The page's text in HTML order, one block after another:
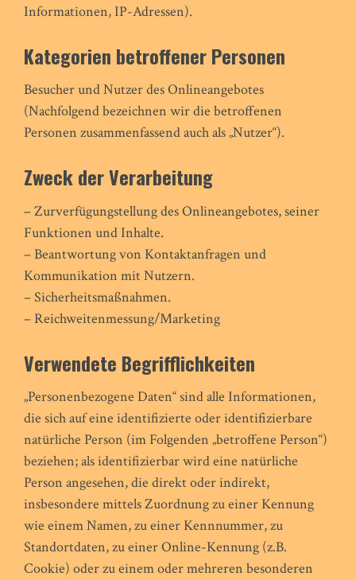
Informationen, IP-Adressen).
Kategorien betroffener Personen
Besucher und Nutzer des Onlineangebotes
(Nachfolgend bezeichnen wir die betroffenen
Personen zusammenfassend auch als „Nutzer“).
Zweck der Verarbeitung
– Zurverfügungstellung des Onlineangebotes, seiner
Funktionen und Inhalte.
– Beantwortung von Kontaktanfragen und
Kommunikation mit Nutzern.
– Sicherheitsmaßnahmen.
– Reichweitenmessung/Marketing
Verwendete Begrifflichkeiten
„Personenbezogene Daten“ sind alle Informationen,
die sich auf eine identifizierte oder identifizierbare
natürliche Person (im Folgenden „betroffene Person“)
beziehen; als identifizierbar wird eine natürliche
Person angesehen, die direkt oder indirekt,
insbesondere mittels Zuordnung zu einer Kennung
wie einem Namen, zu einer Kennnummer, zu
Standortdaten, zu einer Online-Kennung (z.B.
Cookie) oder zu einem oder mehreren besonderen